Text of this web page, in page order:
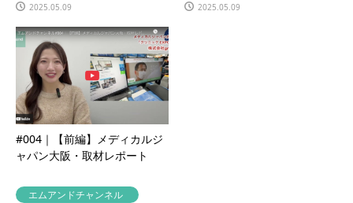
2025.05.09 2025.05.09
#004｜【前編】メディカルジ
ャパン大阪・取材レポート
エムアンドチャンネル